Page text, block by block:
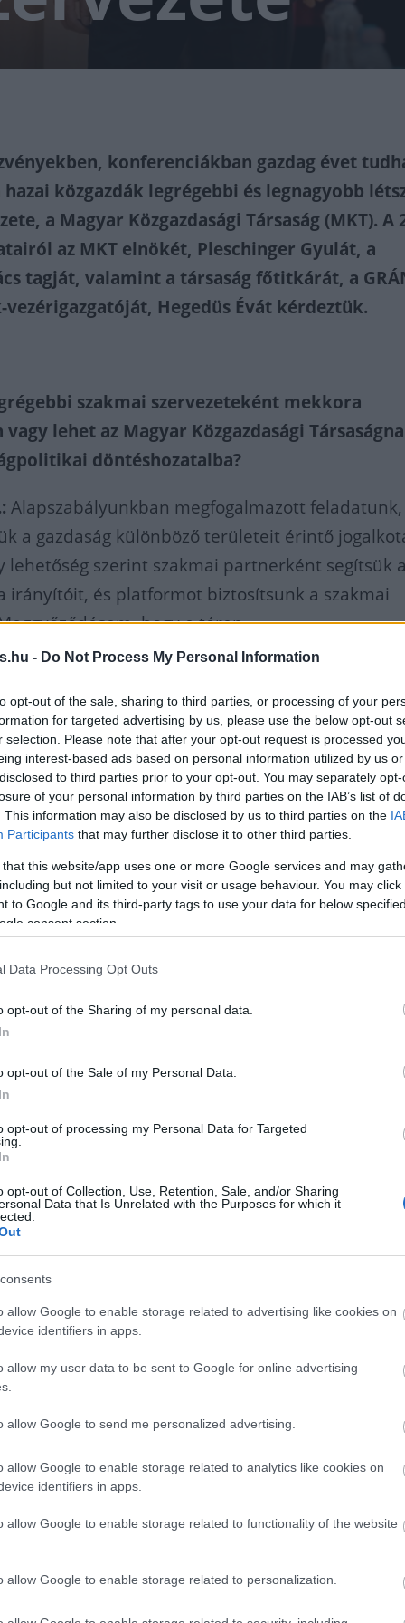
- Do Not Process My Personal Information
opt-out of the sale, sharing to third parties, or processing of your
for targeted advertising by us, please use the below opt-out
selection. Please note that after your opt-out request is processed
interest-based ads based on personal information utilized by us
to third parties prior to your opt-out. You may separately
of your personal information by third parties on the IAB’s list of
This information may also be disclosed by us to third parties on the
Participants that may further disclose it to other third parties.
that this website/app uses one or more Google services and may
but not limited to your visit or usage behaviour. You may
to Google and its third-party tags to use your data for below
consent section.
Data Processing Opt Outs
opt-out of the Sharing of my personal data.
opt-out of the Sale of my Personal Data.
opt-out of processing my Personal Data for Targeted
opt-out of Collection, Use, Retention, Sale, and/or Sharing
Data that Is Unrelated with the Purposes for which it
allow Google to enable storage related to advertising like cookies on
identifiers in apps.
allow my user data to be sent to Google for online advertising
allow Google to send me personalized advertising.
allow Google to enable storage related to analytics like cookies on
identifiers in apps.
allow Google to enable storage related to functionality of the website
allow Google to enable storage related to personalization.
konferenciákban gazdag évet
közgazdák legrégebbi és legnagyobb
a Magyar Közgazdasági Társaság (MKT). A
az MKT elnökét, Pleschinger Gyulát, a
tagját, valamint a társaság főtitkárát, a
Hegedüs Évát kérdeztük.
szakmai szervezeteként mekkora
vagy lehet az Magyar Közgazdasági
döntéshozatalba?
Alapszabályunkban megfogalmazott feladatunk,
a gazdaság különböző területeit érintő
lehetőség szerint szakmai partnerként segítsük a
irányítóit, és platformot biztosítsunk a szakmai
hogy e téren
társadalmi, szakmai pozíciói tovább
2022-ben.
több alkalommal is gazdaságpolitikai
a kormány válságkezelő munkáját, a
főbb üzeneteit pedig évről évre eljuttatjuk a
Idén két fontos területen sikerült előre lépnünk.
sikerül érdemi tartalommal is
a Magyar Rektori
a Magyar Közgazdasági Társaság
együttműködési
meghívást kaptunk ugyanis a felsőoktatási
című projekt keretében működő, a
megújításával foglalkozó, az MRK által
ahol az MKT képviseletében
professzor úr vett részt.
ilyen „hídfőállás-foglalásunk” az Integritás
Zrt. vezérigazgatóját, a Fejlesztéspolitikai
alelnökét javasolta az MKT.
hogy – az MKT Alapszabályában